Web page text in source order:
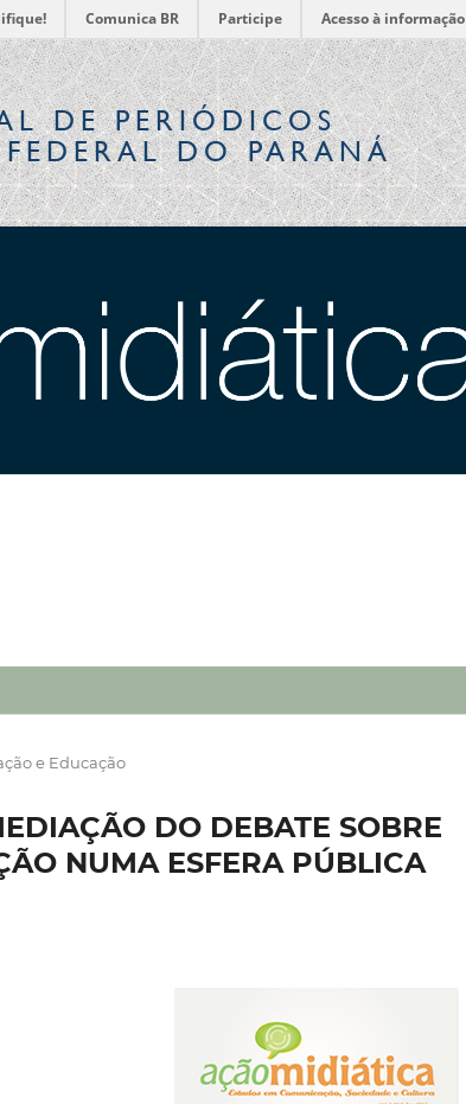
Comunica BR Participe Acesso à informação
DE PERIÓDICOS
DO PARANÁ
e Educação
DO DEBATE SOBRE
NUMA ESFERA PÚBLICA